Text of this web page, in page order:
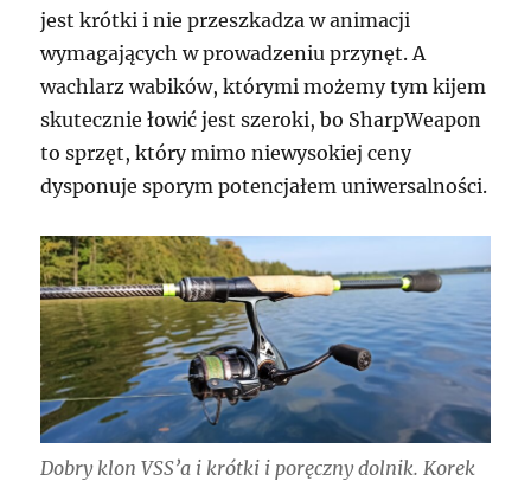
jest krótki i nie przeszkadza w animacji
wymagających w prowadzeniu przynęt. A
wachlarz wabików, którymi możemy tym kijem
skutecznie łowić jest szeroki, bo SharpWeapon
to sprzęt, który mimo niewysokiej ceny
dysponuje sporym potencjałem uniwersalności.
Dobry klon VSS’a i krótki i poręczny dolnik. Korek